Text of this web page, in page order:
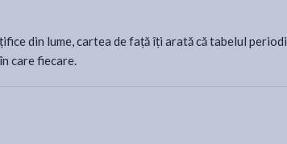
din lume, cartea de față îți arată că tabelul
care fiecare.